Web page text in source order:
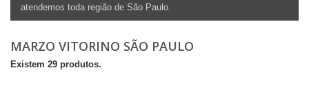
atendemos toda região de São Paulo.
MARZO VITORINO SÃO PAULO
Existem 29 produtos.